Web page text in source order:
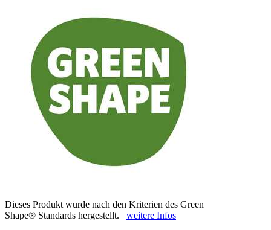
Dieses Produkt wurde nach den Kriterien des Green
Shape® Standards hergestellt. weitere Infos